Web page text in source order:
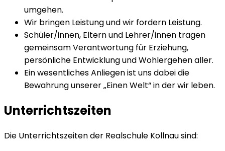
umgehen.
Wir bringen Leistung und wir fordern Leistung.
Schüler/innen, Eltern und Lehrer/innen tragen
gemeinsam Verantwortung für Erziehung,
persönliche Entwicklung und Wohlergehen aller.
Ein wesentliches Anliegen ist uns dabei die
Bewahrung unserer „Einen Welt“ in der wir leben.
Unterrichtszeiten
Die Unterrichtszeiten der Realschule Kollnau sind: